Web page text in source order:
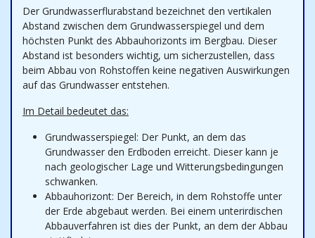
Der Grundwasserflurabstand bezeichnet den vertikalen
Abstand zwischen dem Grundwasserspiegel und dem
höchsten Punkt des Abbauhorizonts im Bergbau. Dieser
Abstand ist besonders wichtig, um sicherzustellen, dass
beim Abbau von Rohstoffen keine negativen Auswirkungen
auf das Grundwasser entstehen.
Im Detail bedeutet das:
Grundwasserspiegel: Der Punkt, an dem das
Grundwasser den Erdboden erreicht. Dieser kann je
nach geologischer Lage und Witterungsbedingungen
schwanken.
Abbauhorizont: Der Bereich, in dem Rohstoffe unter
der Erde abgebaut werden. Bei einem unterirdischen
Abbauverfahren ist dies der Punkt, an dem der Abbau